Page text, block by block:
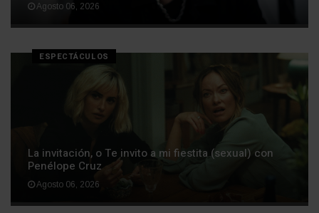
Agosto 06, 2026
ESPECTÁCULOS
La invitación, o Te invito a mi fiestita (sexual) con
Penélope Cruz
Agosto 06, 2026